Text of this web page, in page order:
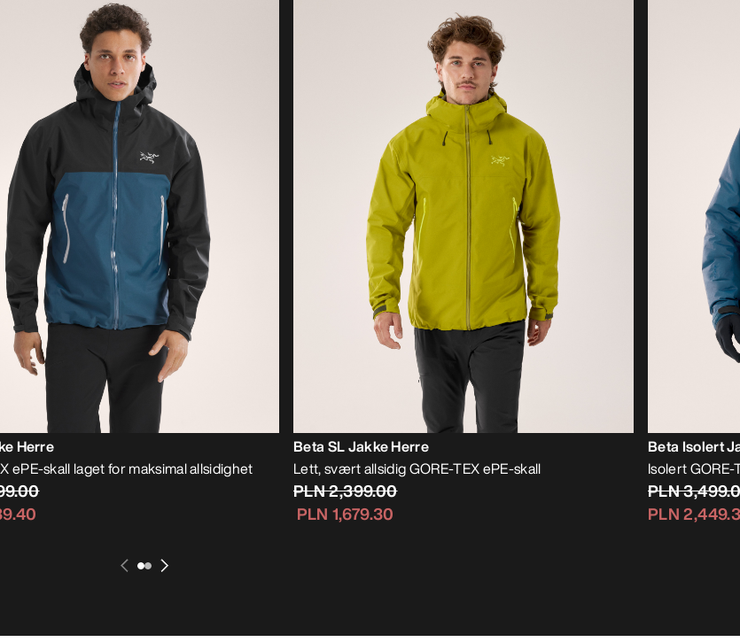
Herre
ePE-skall laget for maksimal allsidighet
Beta SL Jakke Herre
Lett, svært allsidig GORE-TEX ePE-skall
PLN 2,399.00
PLN 1,679.30
Beta Isolert
Isolert GORE-
PLN
PLN